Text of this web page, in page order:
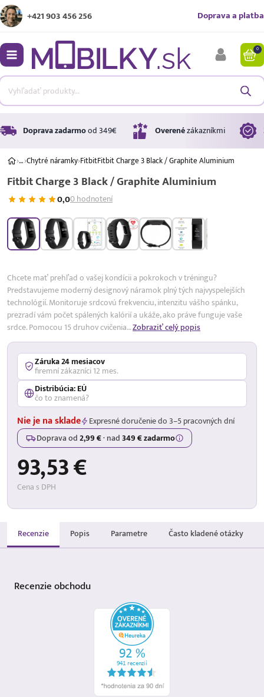
+421 903 456 256 Doprava a platba
0
Doprava zadarmood 349€ Overenézákazníkmi
›…›Chytré náramky›FitbitFitbit Charge 3 Black / Graphite Aluminium
Fitbit Charge 3 Black / Graphite Aluminium
0,00 hodnotení
Úrok
17,99 %
p.a.
Chcete mať prehľad o vašej kondícii a pokrokoch v tréningu?
Predstavujeme moderný designový náramok plný tých najvyspelejších
technológií. Monitoruje srdcovú frekvenciu, intenzitu vášho spánku,
prezradí vám počet spálených kalórií a ukáže, ako práve funguje vaše
srdce. Pomocou 15 druhov cvičenia…Zobraziť celý popis
Záruka 24 mesiacov
firemní zákazníci 12 mes.
Distribúcia: EÚ
čo to znamená?
Nie je na sklade
Expresné doručenie do 3–5 pracovných dní
Doprava od2,99 €·nad349 € zadarmo
93,53 €
Cena s DPH
Recenzie Popis Parametre Často kladené otázky
Recenzieobchodu